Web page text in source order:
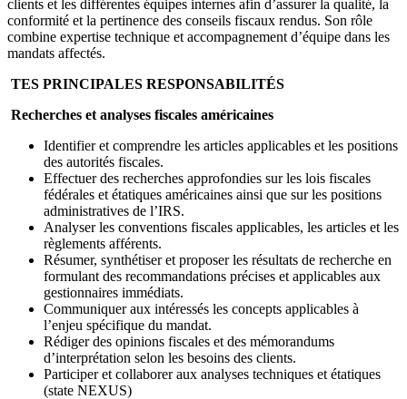
clients et les différentes équipes internes afin d’assurer la qualité, la
conformité et la pertinence des conseils fiscaux rendus. Son rôle
combine expertise technique et accompagnement d’équipe dans les
mandats affectés.
TES PRINCIPALES RESPONSABILITÉS
Recherches et analyses fiscales américaines
Identifier et comprendre les articles applicables et les positions
des autorités fiscales.
Effectuer des recherches approfondies sur les lois fiscales
fédérales et étatiques américaines ainsi que sur les positions
administratives de l’IRS.
Analyser les conventions fiscales applicables, les articles et les
règlements afférents.
Résumer, synthétiser et proposer les résultats de recherche en
formulant des recommandations précises et applicables aux
gestionnaires immédiats.
Communiquer aux intéressés les concepts applicables à
l’enjeu spécifique du mandat.
Rédiger des opinions fiscales et des mémorandums
d’interprétation selon les besoins des clients.
Participer et collaborer aux analyses techniques et étatiques
(state NEXUS)